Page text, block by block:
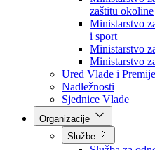
Ministarstvo
raseljena lica
Ministarstvo
zaštitu okoline
Ministarstvo
i sport
Ministarstvo
Ministarstvo
Ured Vlade i
Nadležnosti
Sjednice Vlade